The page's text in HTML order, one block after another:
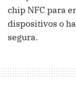
chip NFC para
dispositivos o
segura.